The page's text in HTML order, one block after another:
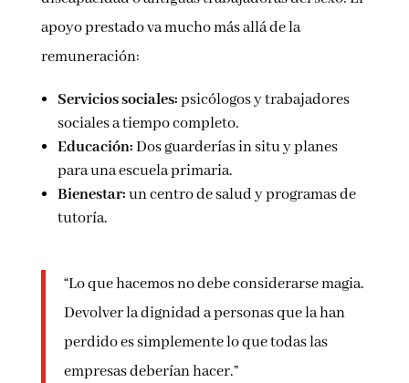
apoyo prestado va mucho más allá de la
remuneración:
Servicios sociales:psicólogos y trabajadores
sociales a tiempo completo.
Educación:Dos guarderías in situ y planes
para una escuela primaria.
Bienestar:un centro de salud y programas de
tutoría.
“Lo que hacemos no debe considerarse magia.
Devolver la dignidad a personas que la han
perdido es simplemente lo que todas las
empresas deberían hacer.”